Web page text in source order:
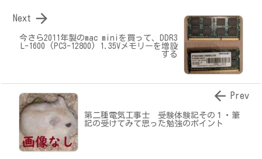
今さら2011年製のmac miniを買って、DDR3
L-1600 (PC3-12800) 1.35Vメモリーを増設
する

Next
第二種電気工事士 受験体験記その１・筆
記の受けてみて思った勉強のポイント
 Prev